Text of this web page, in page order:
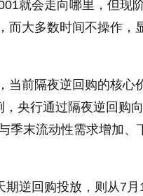
就会走向哪里，但现
而大多数时间不操作，
当前隔夜逆回购的核心
央行通过隔夜逆回购
季末流动性需求增加、
逆回购投放，则从7